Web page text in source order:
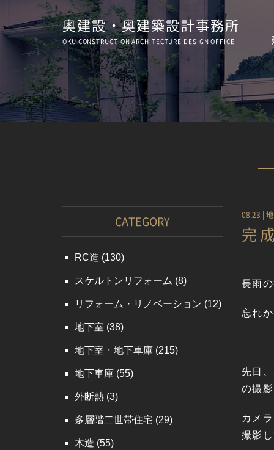
奥建設・奥建築設計事務所
OKU CONSTRUCTIONARCHITECTURE DESIGN OFFICE
08.23 |
完
長雨
忘れ
先日
の撮
カメ
撮影
CATEGORY
RC造 (130)
スケルトンリフォーム (8)
リフォーム・リノベーション (12)
地下室 (38)
地下室・地下車庫 (215)
地下車庫 (55)
外断熱 (3)
多層階二世帯住宅 (29)
木造 (55)